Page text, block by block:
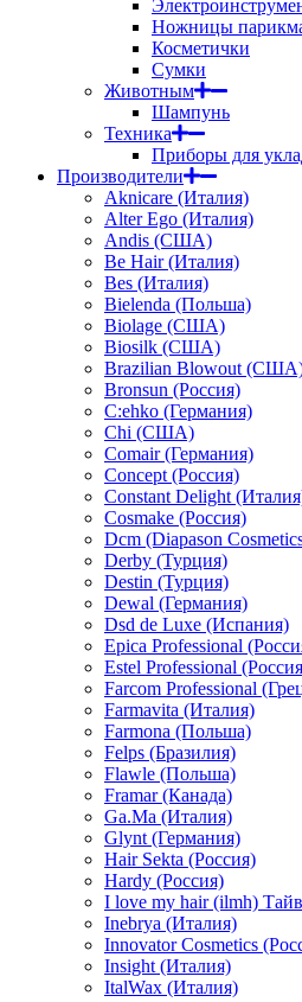
Ножницы
Косметички
Сумки
Животным
Шампунь
Техника
Приборы для
Производители
Aknicare (Италия)
Alter Ego (Италия)
Andis (США)
Be Hair (Италия)
Bes (Италия)
Bielenda (Польша)
Biolage (США)
Biosilk (США)
Brazilian Blowout
Bronsun (Россия)
C:ehko (Германия)
Chi (США)
Comair (Германия)
Concept (Россия)
Constant Delight
Cosmake (Россия)
Dcm (Diapason
Derby (Турция)
Destin (Турция)
Dewal (Германия)
Dsd de Luxe (Испания)
Epica Professional
Estel Professional
Farcom Professional
Farmavita (Италия)
Farmona (Польша)
Felps (Бразилия)
Flawle (Польша)
Framar (Канада)
Ga.Ma (Италия)
Glynt (Германия)
Hair Sekta (Россия)
Hardy (Россия)
I love my hair (ilmh)
Inebrya (Италия)
Innovator Cosmetics
Insight (Италия)
ItalWax (Италия)